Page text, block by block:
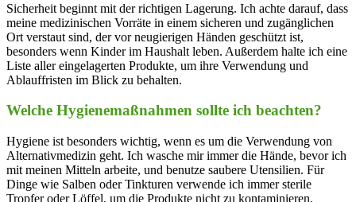
Sicherheit beginnt mit ⁤der richtigen Lagerung. ⁣Ich achte⁤ darauf, ​dass⁤
meine medizinischen Vorräte in einem sicheren und zugänglichen
Ort ‌verstaut sind, der vor neugierigen Händen geschützt ist,
besonders wenn Kinder im Haushalt leben. Außerdem halte ich eine
‌Liste aller eingelagerten Produkte, um ihre Verwendung und
Ablauffristen im Blick zu behalten.
Welche ​Hygienemaßnahmen sollte ich beachten?
Hygiene ist besonders wichtig, wenn es um die Verwendung von⁤
Alternativmedizin geht. Ich wasche mir immer die Hände, bevor ich
mit meinen Mitteln arbeite,⁣ und benutze saubere ⁤Utensilien. Für
Dinge wie Salben oder Tinkturen verwende ich immer sterile
Tropfer oder Löffel, um die Produkte nicht zu⁤ kontaminieren.